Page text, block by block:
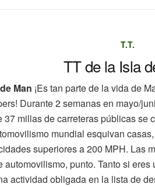
T.T.
TT de la Isla
Man ¡Es tan parte de la vida de
Durante 2 semanas en mayo/
37 millas de carreteras públicas se
mundial esquivan
superiores a 200 MPH. Las
automovilismo, punto. Tanto si
actividad obligada en la lista de